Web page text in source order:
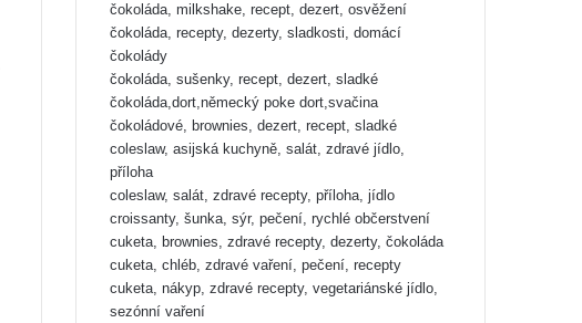
čokoláda, milkshake, recept, dezert, osvěžení
čokoláda, recepty, dezerty, sladkosti, domácí
čokolády
čokoláda, sušenky, recept, dezert, sladké
čokoláda,dort,německý poke dort,svačina
čokoládové, brownies, dezert, recept, sladké
coleslaw, asijská kuchyně, salát, zdravé jídlo,
příloha
coleslaw, salát, zdravé recepty, příloha, jídlo
croissanty, šunka, sýr, pečení, rychlé občerstvení
cuketa, brownies, zdravé recepty, dezerty, čokoláda
cuketa, chléb, zdravé vaření, pečení, recepty
cuketa, nákyp, zdravé recepty, vegetariánské jídlo,
sezónní vaření